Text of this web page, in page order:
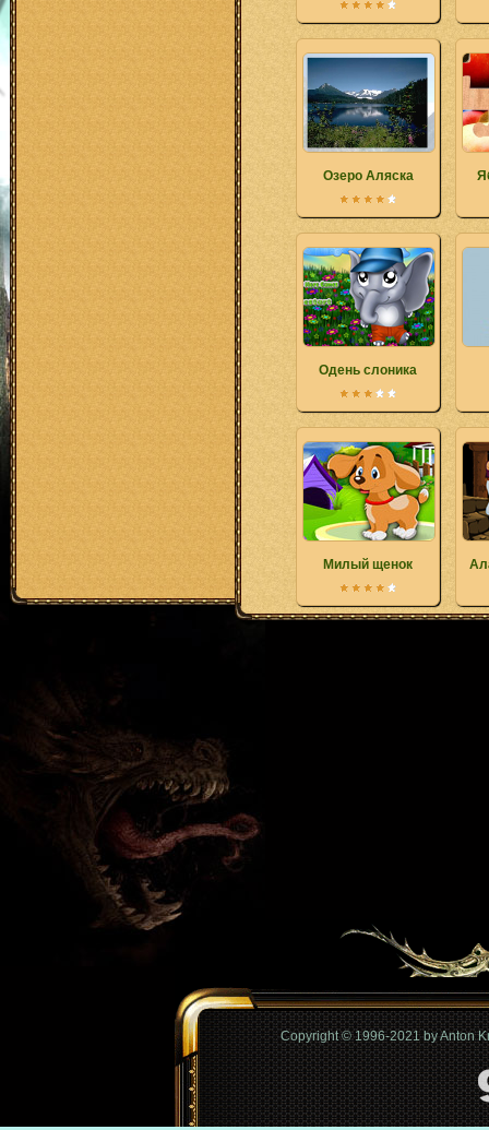
Озеро Аляска
Одень слоника
Милый щенок
Copyright © 1996-2021 by Anton